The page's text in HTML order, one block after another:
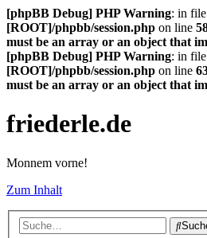
[phpBB Debug] PHP Warning: in file
[ROOT]/phpbb/session.php on line
must be an array or an object that
[phpBB Debug] PHP Warning: in file
[ROOT]/phpbb/session.php on line
must be an array or an object that
friederle.de
Monnem vorne!
Zum Inhalt